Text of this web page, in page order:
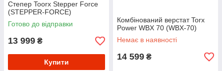
Степер Toorx Stepper Force
(STEPPER-FORCE)
Готово до відправки
13 999 ₴
Купити
Комбінований верстат Torx
Power WBX 70 (WBX-70)
Немає в наявності
14 599 ₴